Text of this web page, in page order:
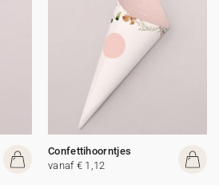
Confettihoorntjes
vanaf € 1,12